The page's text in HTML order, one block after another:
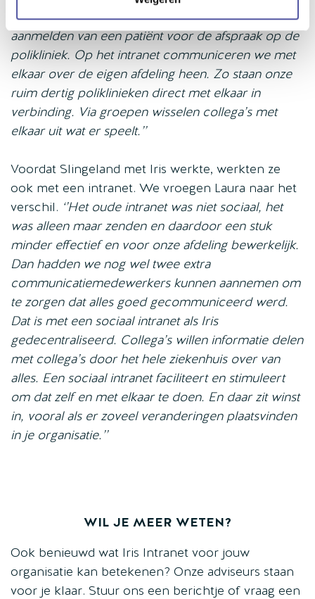
(controleren van patiëntgegevens) en het
aanmelden van een patiënt voor de afspraak op de
polikliniek. Op het intranet communiceren we met
elkaar over de eigen afdeling heen. Zo staan onze
ruim dertig poliklinieken direct met elkaar in
verbinding. Via groepen wisselen collega’s met
elkaar uit wat er speelt.’’
Voordat Slingeland met Iris werkte, werkten ze
ook met een intranet. We vroegen Laura naar het
verschil. ‘’Het oude intranet was niet sociaal, het
was alleen maar zenden en daardoor een stuk
minder effectief en voor onze afdeling bewerkelijk.
Dan hadden we nog wel twee extra
communicatiemedewerkers kunnen aannemen om
te zorgen dat alles goed gecommuniceerd werd.
Dat is met een sociaal intranet als Iris
gedecentraliseerd. Collega’s willen informatie delen
met collega’s door het hele ziekenhuis over van
alles. Een sociaal intranet faciliteert en stimuleert
om dat zelf en met elkaar te doen. En daar zit winst
in, vooral als er zoveel veranderingen plaatsvinden
in je organisatie.’’
WIL JE MEER WETEN?
Ook benieuwd wat Iris Intranet voor jouw
organisatie kan betekenen? Onze adviseurs staan
voor je klaar. Stuur ons een berichtje of vraag een